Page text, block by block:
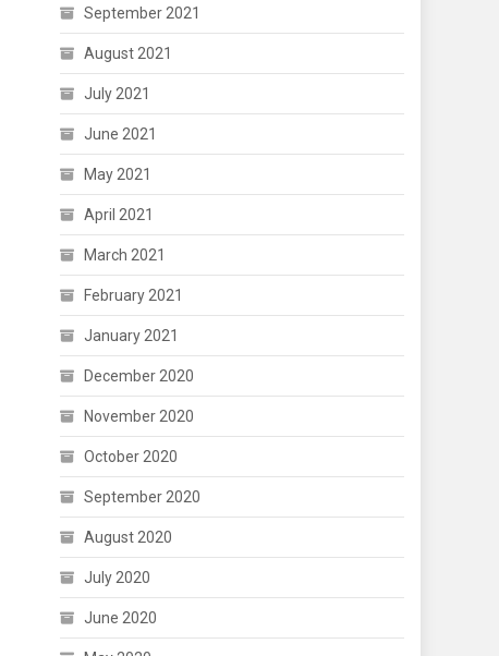
September 2021
August 2021
July 2021
June 2021
May 2021
April 2021
March 2021
February 2021
January 2021
December 2020
November 2020
October 2020
September 2020
August 2020
July 2020
June 2020